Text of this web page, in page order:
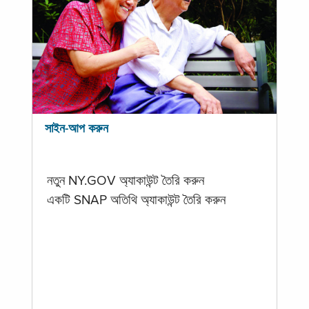
সাইন-আপ করুন
নতুন NY.GOV অ্যাকাউন্ট তৈরি করুন
একটি SNAP অতিথি অ্যাকাউন্ট তৈরি করুন